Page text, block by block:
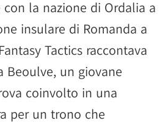
la nazione di Ordalia a
insulare di Romanda a
Tactics raccontava
Beoulve, un giovane
coinvolto in una
per un trono che